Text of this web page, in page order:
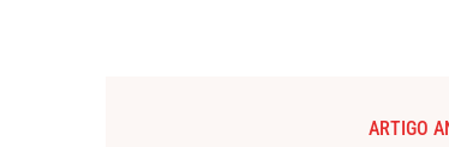
ARTIGO